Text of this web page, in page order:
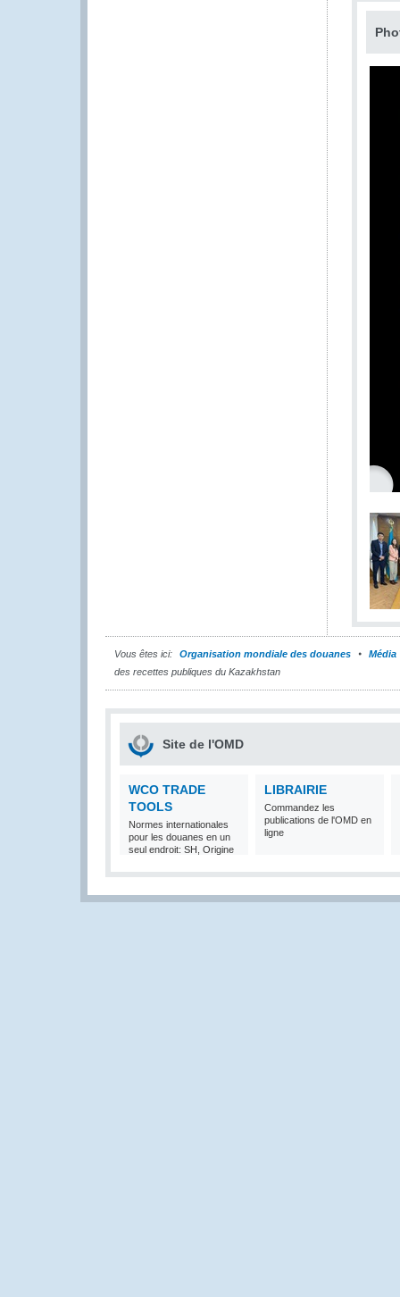
Vous êtes ici: Organisation mondiale des douanes
Média
des recettes publiques du Kazakhstan
Site de l'OMD
WCO TRADE
TOOLS
Normes internationales
pour les douanes en un
seul endroit: SH, Origine
LIBRAIRIE
Commandez les
publications de l'OMD en
ligne